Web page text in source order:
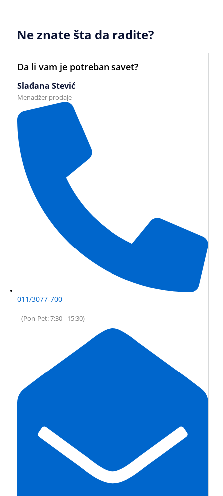
Ne znate šta da radite?
Da li vam je potreban savet?
Slađana Stević
Menadžer prodaje
011/3077-700
(Pon-Pet: 7:30 - 15:30)